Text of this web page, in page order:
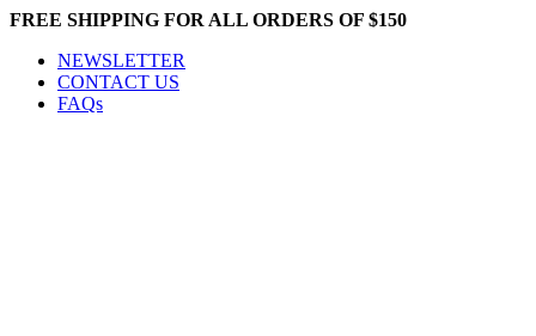
FREE SHIPPING FOR ALL ORDERS OF $150
NEWSLETTER
CONTACT US
FAQs